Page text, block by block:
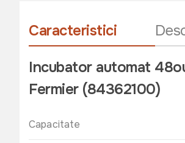
Caracteristici
Incubator automat
Fermier (84362100)
Capacitate